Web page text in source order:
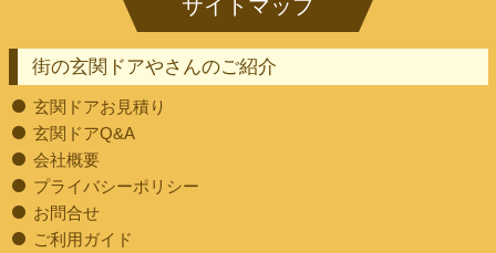
街の玄関ドアやさんのご紹介
玄関ドアお見積り
玄関ドアQ&A
会社概要
プライバシーポリシー
お問合せ
ご利用ガイド